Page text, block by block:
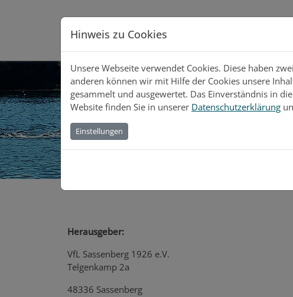
IMPRESSUM
Herausgeber:
VfL Sassenberg 1926 e.V.
Telgenkamp 2a
48336 Sassenberg
Hinweis zu Cookies
Unsere Webseite verwendet Cookies. Diese haben
anderen können wir mit Hilfe der Cookies unsere
gesammelt und ausgewertet. Das Einverständnis in
Website finden Sie in unserer Datenschutzerklärung
Einstellungen